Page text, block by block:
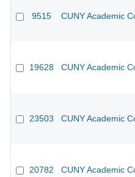
9515 CUNY Academic
19628 CUNY Academic
23503 CUNY Academic
20782 CUNY Academic